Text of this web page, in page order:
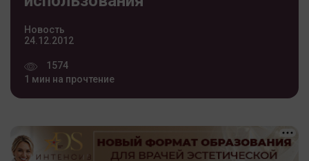
Новость
24.12.2012
1574
1 мин на прочтение